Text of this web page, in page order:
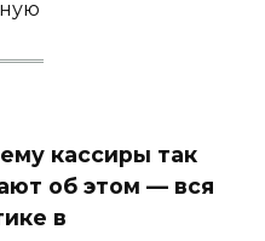
кассиры так
об этом — вся
в